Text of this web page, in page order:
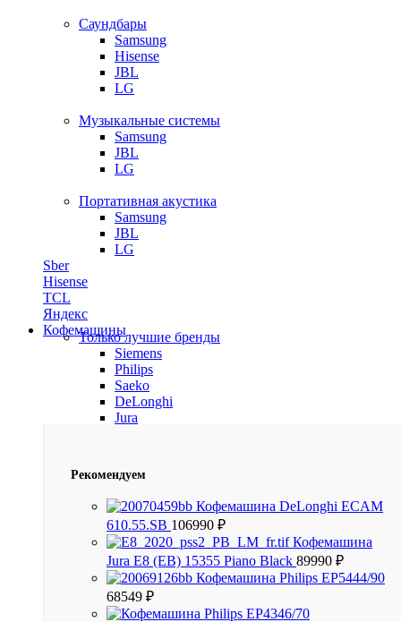
Саундбары
Samsung
Hisense
JBL
LG
Музыкальные системы
Samsung
JBL
LG
Портативная акустика
Samsung
JBL
LG
Sber
Hisense
TCL
Яндекс
Кофемашины
Только лучшие бренды
Siemens
Philips
Saeko
DeLonghi
Jura
Рекомендуем
Кофемашина DeLonghi ECAM
610.55.SB 106990 ₽
Кофемашина
Jura E8 (EB) 15355 Piano Black 89990 ₽
Кофемашина Philips EP5444/90
68549 ₽